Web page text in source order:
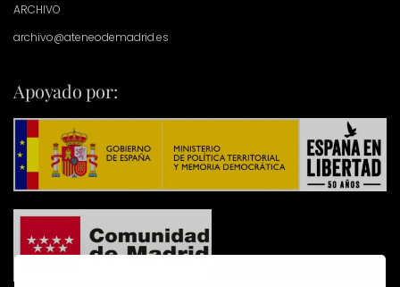
ARCHIVO
archivo@ateneodemadrid.es
Apoyado por: